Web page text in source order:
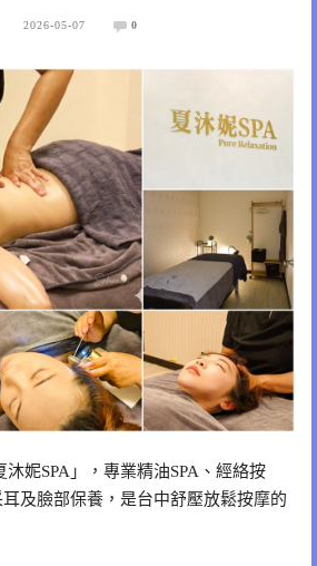
2026-05-07 0
妮SPA」，專業精油SPA、經絡按
及臉部保養，是台中舒壓放鬆按摩的